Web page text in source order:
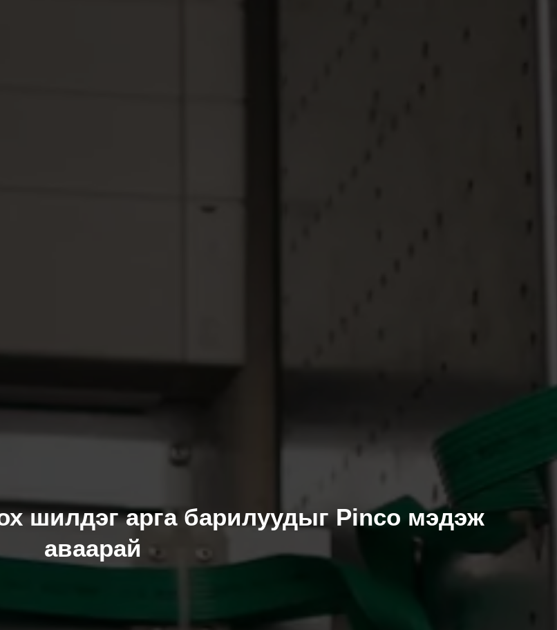
шилдэг арга барилуудыг Pinco мэдэж
аваарай